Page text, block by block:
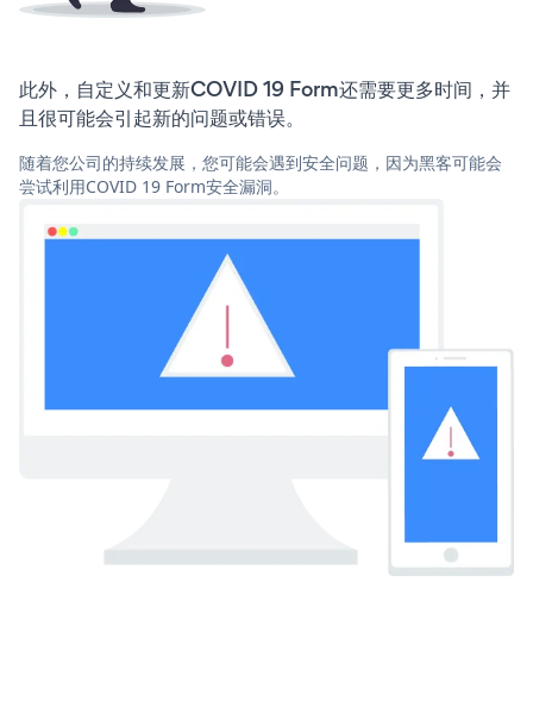
此外，自定义和更新COVID 19 Form还需要更多时间，并
且很可能会引起新的问题或错误。
随着您公司的持续发展，您可能会遇到安全问题，因为黑客可能会
尝试利用COVID 19 Form安全漏洞。